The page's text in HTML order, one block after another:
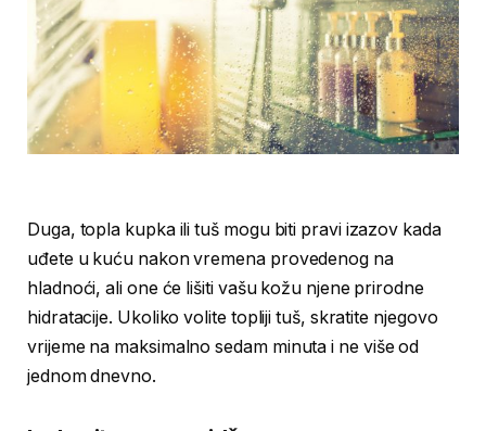
Duga, topla kupka ili tuš mogu biti pravi izazov kada
uđete u kuću nakon vremena provedenog na
hladnoći, ali one će lišiti vašu kožu njene prirodne
hidratacije. Ukoliko volite topliji tuš, skratite njegovo
vrijeme na maksimalno sedam minuta i ne više od
jednom dnevno.